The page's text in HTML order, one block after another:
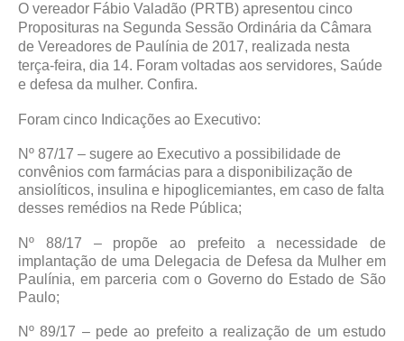
O vereador Fábio Valadão (PRTB) apresentou cinco
Proposituras na Segunda Sessão Ordinária da Câmara
de Vereadores de Paulínia de 2017, realizada nesta
terça-feira, dia 14. Foram voltadas aos servidores, Saúde
e defesa da mulher. Confira.
Foram cinco Indicações ao Executivo:
Nº 87/17 – sugere ao Executivo a possibilidade de
convênios com farmácias para a disponibilização de
ansiolíticos, insulina e hipoglicemiantes, em caso de falta
desses remédios na Rede Pública;
Nº 88/17 – propõe ao prefeito a necessidade de
implantação de uma Delegacia de Defesa da Mulher em
Paulínia, em parceria com o Governo do Estado de São
Paulo;
Nº 89/17 – pede ao prefeito a realização de um estudo